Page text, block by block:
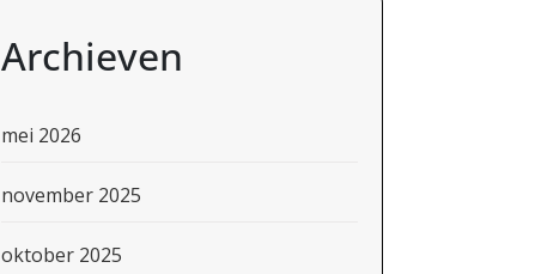
Archieven
mei 2026
november 2025
oktober 2025